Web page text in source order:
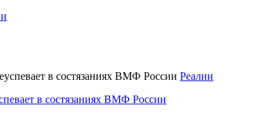
Реалии
в состязаниях ВМФ России